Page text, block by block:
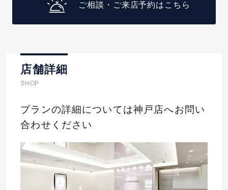
ご相談・ご来店予約はこちら
店舗詳細
SHOP
プランの詳細については神戸店へお問い
合わせください